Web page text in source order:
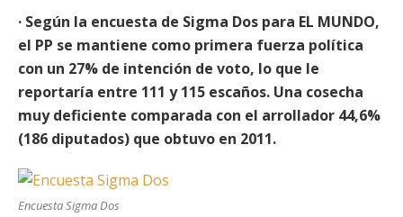
· Según la encuesta de Sigma Dos para EL MUNDO,
el PP se mantiene como primera fuerza política
con un 27% de intención de voto, lo que le
reportaría entre 111 y 115 escaños. Una cosecha
muy deficiente comparada con el arrollador 44,6%
(186 diputados) que obtuvo en 2011.
Encuesta Sigma Dos